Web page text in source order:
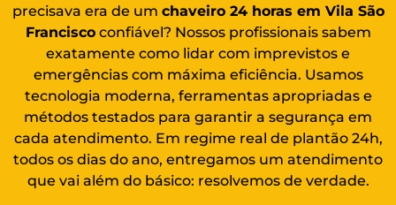
precisava era de um chaveiro 24 horas em Vila São
Franciscoconfiável? Nossos profissionais sabem
exatamente como lidar com imprevistos e
emergências com máxima eficiência. Usamos
tecnologia moderna, ferramentas apropriadas e
métodos testados para garantir a segurança em
cada atendimento. Em regime real de plantão 24h,
todos os dias do ano, entregamos um atendimento
que vai além do básico: resolvemos de verdade.